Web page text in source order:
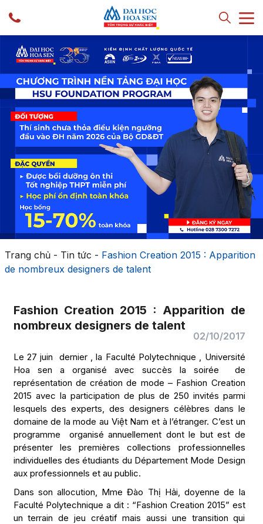
Trang chủ- Tin tức - Fashion Creation 2015 : Apparition
de nombreux designers de talent
Fashion Creation 2015 : Apparition de
nombreux designers de talent
02/10/2017
Le 27 juin dernier , la Faculté Polytechnique , Université
Hoa sen a organisé avec succès la soirée de
représentation de création de mode – Fashion Creation
2015 avec la participation de plus de 250 invités parmi
lesquels des experts, des designers célèbres dans le
domaine de la mode au Việt Nam et à l’étranger. C’est un
programme organisé annuellement dont le but est de
présenter les premières collections professionnelles
individuelles des étudiants du Département Mode Design
aux professionnels et au public.
Dans son allocution, Mme Đào Thị Hải, doyenne de la
Faculté Polytechnique a dit : “Fashion Creation 2015” est
un terrain de jeu créatif mais aussi une transition qui